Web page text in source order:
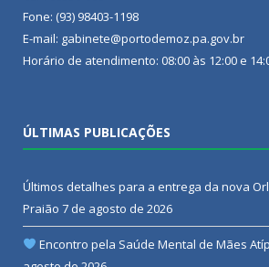
Fone: (93) 98403-1198
E-mail: gabinete@portodemoz.pa.gov.br
Horário de atendimento: 08:00 às 12:00 e
ÚLTIMAS PUBLICAÇÕES
Últimos detalhes para a entrega da nova
Praião 7 de agosto de 2026
Encontro pela Saúde Mental de Mães